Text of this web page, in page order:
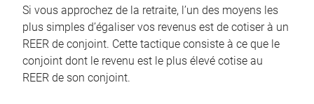
Si vous approchez de la retraite, l’un des moyens les
plus simples d’égaliser vos revenus est de cotiser à un
REER de conjoint. Cette tactique consiste à ce que le
conjoint dont le revenu est le plus élevé cotise au
REER de son conjoint.